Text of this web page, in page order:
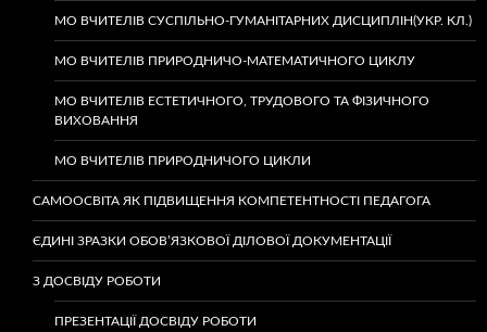
МО ВЧИТЕЛІВ СУСПІЛЬНО-ГУМАНІТАРНИХ ДИСЦИПЛІН(УКР. КЛ.)
МО ВЧИТЕЛІВ ПРИРОДНИЧО-МАТЕМАТИЧНОГО ЦИКЛУ
МО ВЧИТЕЛІВ ЕСТЕТИЧНОГО, ТРУДОВОГО ТА ФІЗИЧНОГО
ВИХОВАННЯ
МО ВЧИТЕЛІВ ПРИРОДНИЧОГО ЦИКЛИ
САМООСВІТА ЯК ПІДВИЩЕННЯ КОМПЕТЕНТНОСТІ ПЕДАГОГА
ЄДИНІ ЗРАЗКИ ОБОВ’ЯЗКОВОЇ ДІЛОВОЇ ДОКУМЕНТАЦІЇ
З ДОСВІДУ РОБОТИ
ПРЕЗЕНТАЦІЇ ДОСВІДУ РОБОТИ